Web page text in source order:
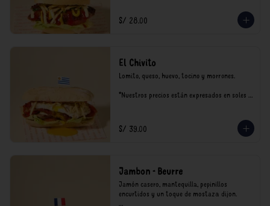
consumo.
S/ 28.00
El Chivito
Lomito, queso, huevo, tocino y morrones.
*Nuestros precios están expresados en soles e
S/ 39.00
Jambon - Beurre
Jamón casero, mantequilla, pepinillos
encurtidos y un toque de mostaza dijon.